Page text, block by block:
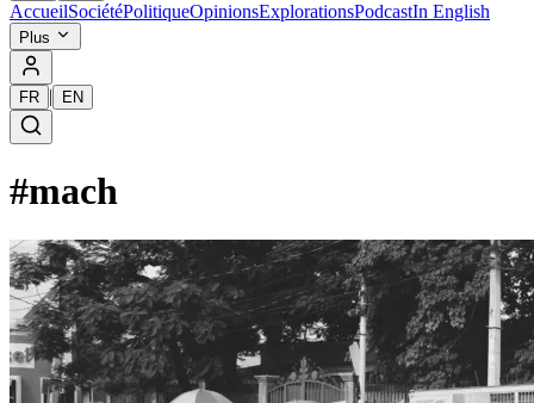
AccueilSociétéPolitiqueOpinionsExplorationsPodcastIn English
Plus
FR | EN
#mach